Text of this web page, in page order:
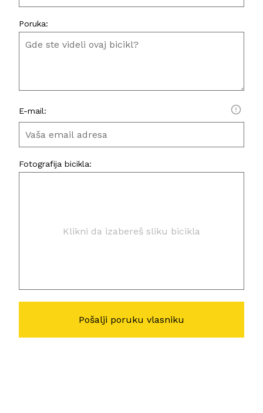
Poruka:
E-mail:
Fotografija bicikla:
Klikni da izabereš sliku bicikla